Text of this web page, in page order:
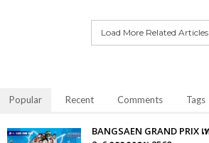
Load More Related Articles
Popular Recent Comments Tags
BANGSAEN GRAND PRIX